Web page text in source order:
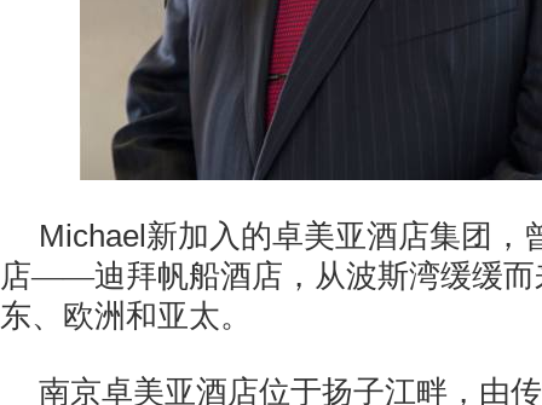
Michael新加入的卓美亚酒店集团，
店——迪拜帆船酒店，从波斯湾缓缓而
东、欧洲和亚太。
南京卓美亚酒店位于扬子江畔，由